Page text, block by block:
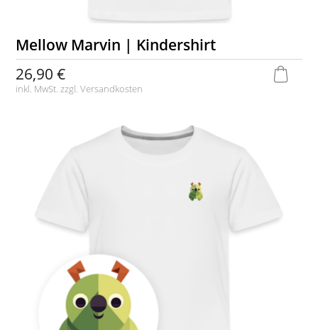
Mellow Marvin | Kindershirt
26,90 €
inkl. MwSt. zzgl.Versandkosten